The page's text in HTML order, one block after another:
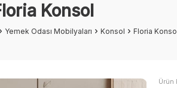
Konsol
Yemek Odası Mobilyaları Konsol Floria
Ürün